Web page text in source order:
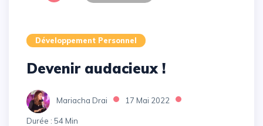
Développement Personnel
Devenir audacieux !
Mariacha Drai 17 Mai 2022
Durée : 54 Min